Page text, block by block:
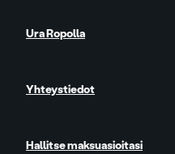
Ura Ropolla
Yhteystiedot
Hallitse maksuasioitasi